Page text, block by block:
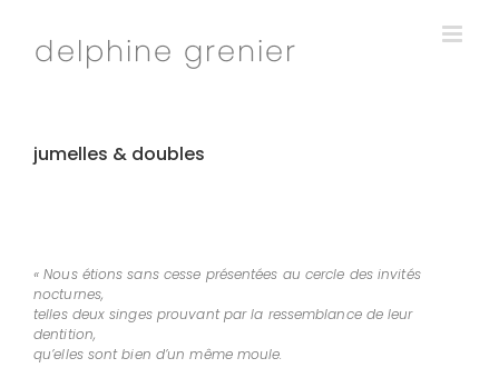
contenu
jumelles & doubles
« Nous étions sans cesse présentées au cercle des invités
nocturnes,
telles deux singes prouvant par la ressemblance de leur
dentition,
qu’elles sont bien d’un même moule.